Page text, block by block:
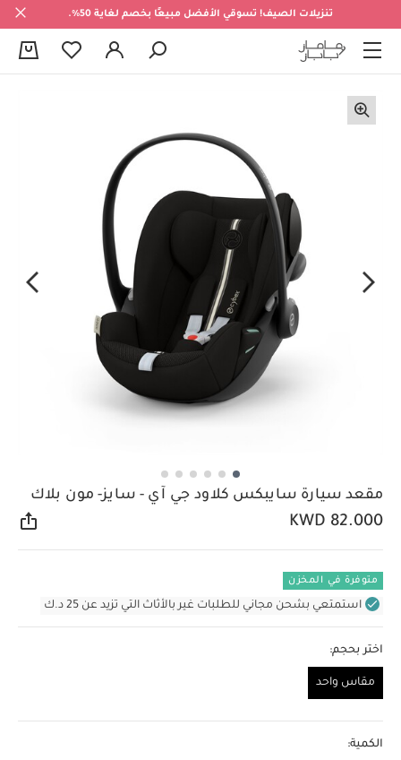
تنزيلات الصيف! تسوقي الأفضل مبيعًا بخصم لغاية 50%.
مقعد سيارة سايبكس كلاود جي آي - سايز- مون بلاك
KWD 82.000
متوفرة في المخزن
استمتعي بشحن مجاني للطلبات غير بالأثاث التي تزيد عن 25 د.ك
اختر بحجم:
مقاس واحد
الكمية: